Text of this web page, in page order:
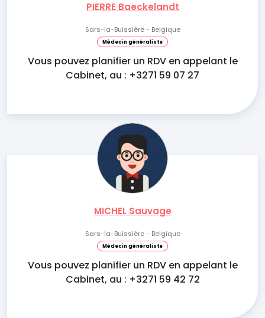
PIERRE Baeckelandt
Sars-la-Buissière - Belgique
Médecin généraliste
Vous pouvez planifier un RDV en appelant le
Cabinet, au : +3271 59 07 27
MICHEL Sauvage
Sars-la-Buissière - Belgique
Médecin généraliste
Vous pouvez planifier un RDV en appelant le
Cabinet, au : +3271 59 42 72